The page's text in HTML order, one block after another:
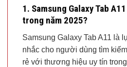
1. Samsung Galaxy Tab
trong năm 2025?
Samsung Galaxy Tab A11 là
nhắc cho người dùng tìm
rẻ với thương hiệu uy tín